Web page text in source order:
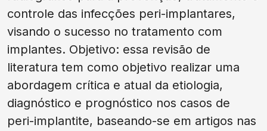
controle das infecções peri-implantares,
visando o sucesso no tratamento com
implantes. Objetivo: essa revisão de
literatura tem como objetivo realizar uma
abordagem crítica e atual da etiologia,
diagnóstico e prognóstico nos casos de
peri-implantite, baseando-se em artigos nas